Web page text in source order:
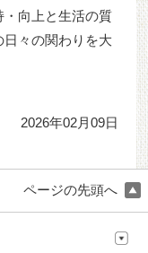
向上と生活の質
々の関わりを大
2026年02月09日
ページの先頭へ